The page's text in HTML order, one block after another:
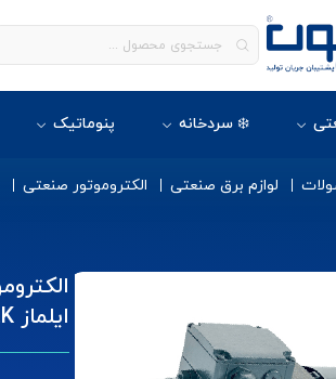
❄️ سردخانه پنوماتیک
لوازم برق صنعتی الکتروموتور صنعتی
ایلماز ELK